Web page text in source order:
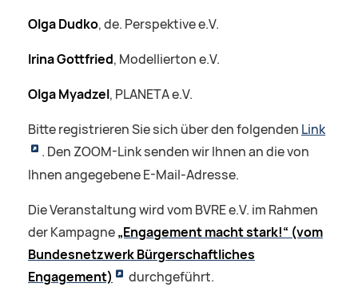
Olga Dudko, de. Perspektive e.V.
Irina Gottfried, Modellierton e.V.
Olga Myadzel, PLANETA e.V.
Bitte registrieren Sie sich über den folgenden Link
. Den ZOOM-Link senden wir Ihnen an die von
Ihnen angegebene E-Mail-Adresse.
Die Veranstaltung wird vom BVRE e.V. im Rahmen
der Kampagne„Engagement macht stark!“ (vom
Bundesnetzwerk Bürgerschaftliches
Engagement)
durchgeführt.